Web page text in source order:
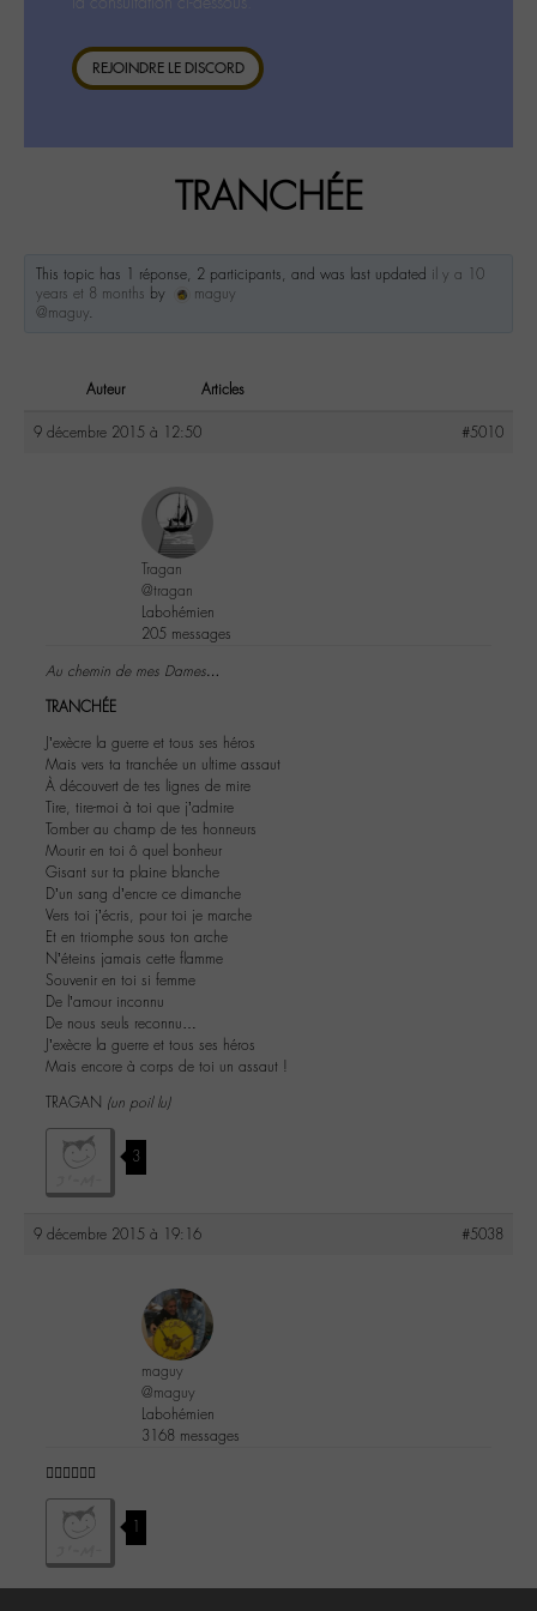
REJOINDRE LE DISCORD
TRANCHÉE
This topic has 1 réponse, 2 participants, and was last updated il y a 10
years et 8 months by
maguy
@maguy.
Auteur Articles
9 décembre 2015 à 12:50 #5010
Tragan
@tragan
Labohémien
205 messages
Au chemin de mes Dames…
TRANCHÉE
J’exècre la guerre et tous ses héros
Mais vers ta tranchée un ultime assaut
À découvert de tes lignes de mire
Tire, tire-moi à toi que j’admire
Tomber au champ de tes honneurs
Mourir en toi ô quel bonheur
Gisant sur ta plaine blanche
D’un sang d’encre ce dimanche
Vers toi j’écris, pour toi je marche
Et en triomphe sous ton arche
N’éteins jamais cette flamme
Souvenir en toi si femme
De l’amour inconnu
De nous seuls reconnu…
J’exècre la guerre et tous ses héros
Mais encore à corps de toi un assaut !
TRAGAN (un poil lu)
3
9 décembre 2015 à 19:16 #5038
maguy
@maguy
Labohémien
3168 messages
👍🏼👍🏼👍🏼
1